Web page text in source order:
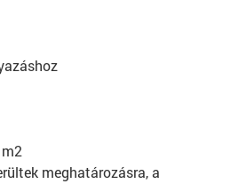
meghatározásra, a